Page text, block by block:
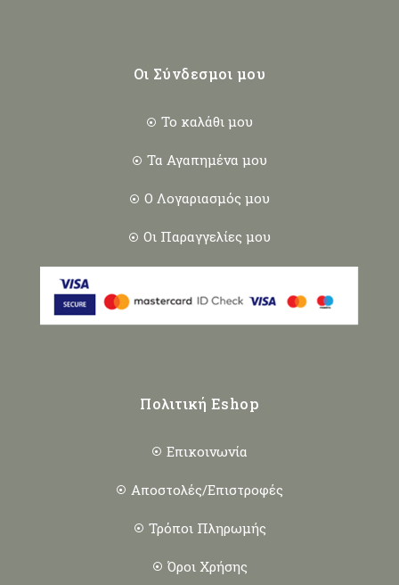
Οι Σύνδεσμοι μου
Το καλάθι μου
Τα Αγαπημένα μου
Ο Λογαριασμός μου
Οι Παραγγελίες μου
Πολιτική Eshop
Επικοινωνία
Αποστολές/Επιστροφές
Τρόποι Πληρωμής
Όροι Χρήσης